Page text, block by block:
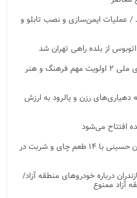
عملیات ایمن‌سازی و نصب تابلو و
توسعه باغ هنر و برگزاری رویدادهای ملی ۲ اولویت مهم فرهنگ و هنر
به دهیاری‌های رزن و یالرود به ارزش
افتتاح می‌شود
پذیرایی متفاوت و باشکوه از عزاداران حسینی با ۱۴ طعم چای و شربت در
درباره خودروهای منطقه آزاد/
آزاد ممنوع